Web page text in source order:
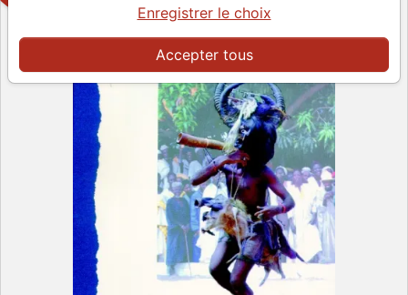
Accepter tous
Enregistrer le choix